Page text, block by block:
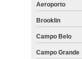
Aeroporto
Brooklin
Campo Belo
Campo Grande